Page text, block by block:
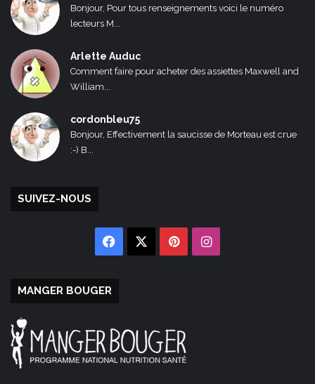
Bonjour, Pour tous renseignements voici le numéro
lecteurs M...
Arlette Auduc
Comment faire pour acheter des assiettes Maxwell and
William...
cordonbleu75
Bonjour, Effectivement la saucisse de Morteau est crue
:-) B...
SUIVEZ-NOUS
Facebook PinterestInstagram
MANGER BOUGER